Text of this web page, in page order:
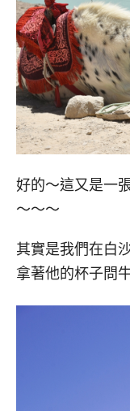
好的～這又是一
～～～
其實是我們在白
拿著他的杯子問